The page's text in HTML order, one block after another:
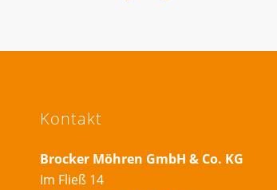
Kontakt
Brocker Möhren GmbH & Co. KG
Im Fließ 14